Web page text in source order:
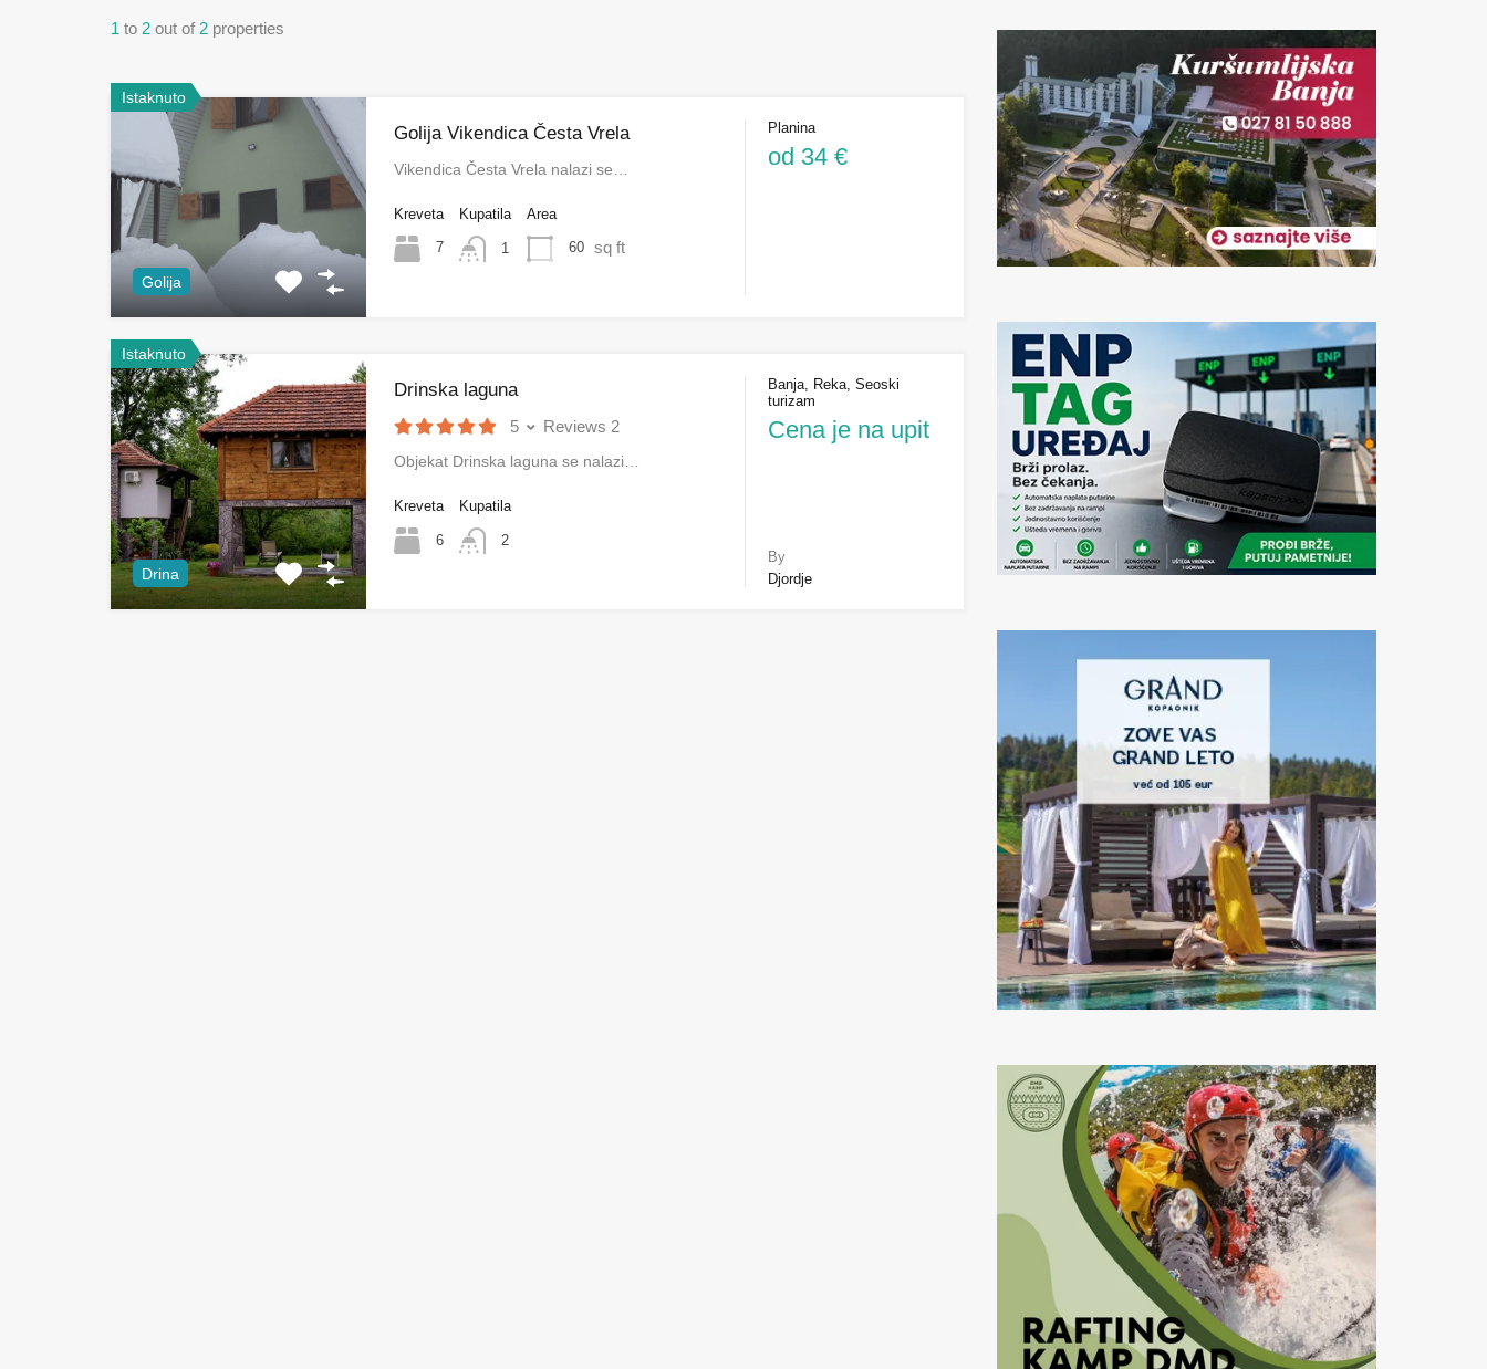
1 to 2 out of 2 properties
Istaknuto
Golija
Golija Vikendica Česta Vrela
Vikendica Česta Vrela nalazi se…
Kreveta
7
Kupatila
1
Area
60 sq ft
Planina
od 34 €
Istaknuto
Drina
Drinska laguna
5 Reviews 2
Objekat Drinska laguna se nalazi…
Kreveta
6
Kupatila
2
Banja, Reka, Seoski
turizam
Cena je na upit
By
Djordje